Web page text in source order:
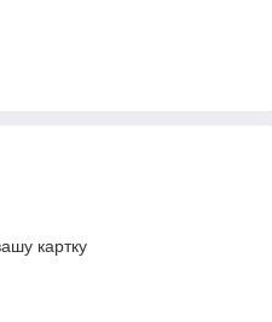
картку